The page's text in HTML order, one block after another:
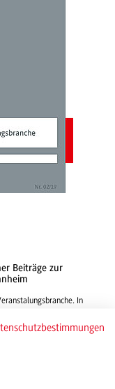
Beiträge zur
In
Wirksamkeit von